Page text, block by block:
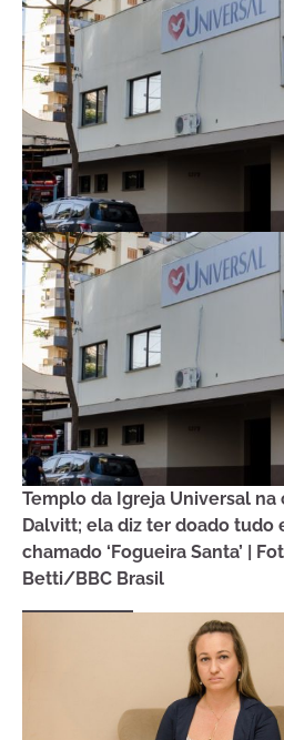
Templo da Igreja Universal na
Dalvitt; ela diz ter doado tudo
chamado ‘Fogueira Santa’ |
Betti/BBC Brasil